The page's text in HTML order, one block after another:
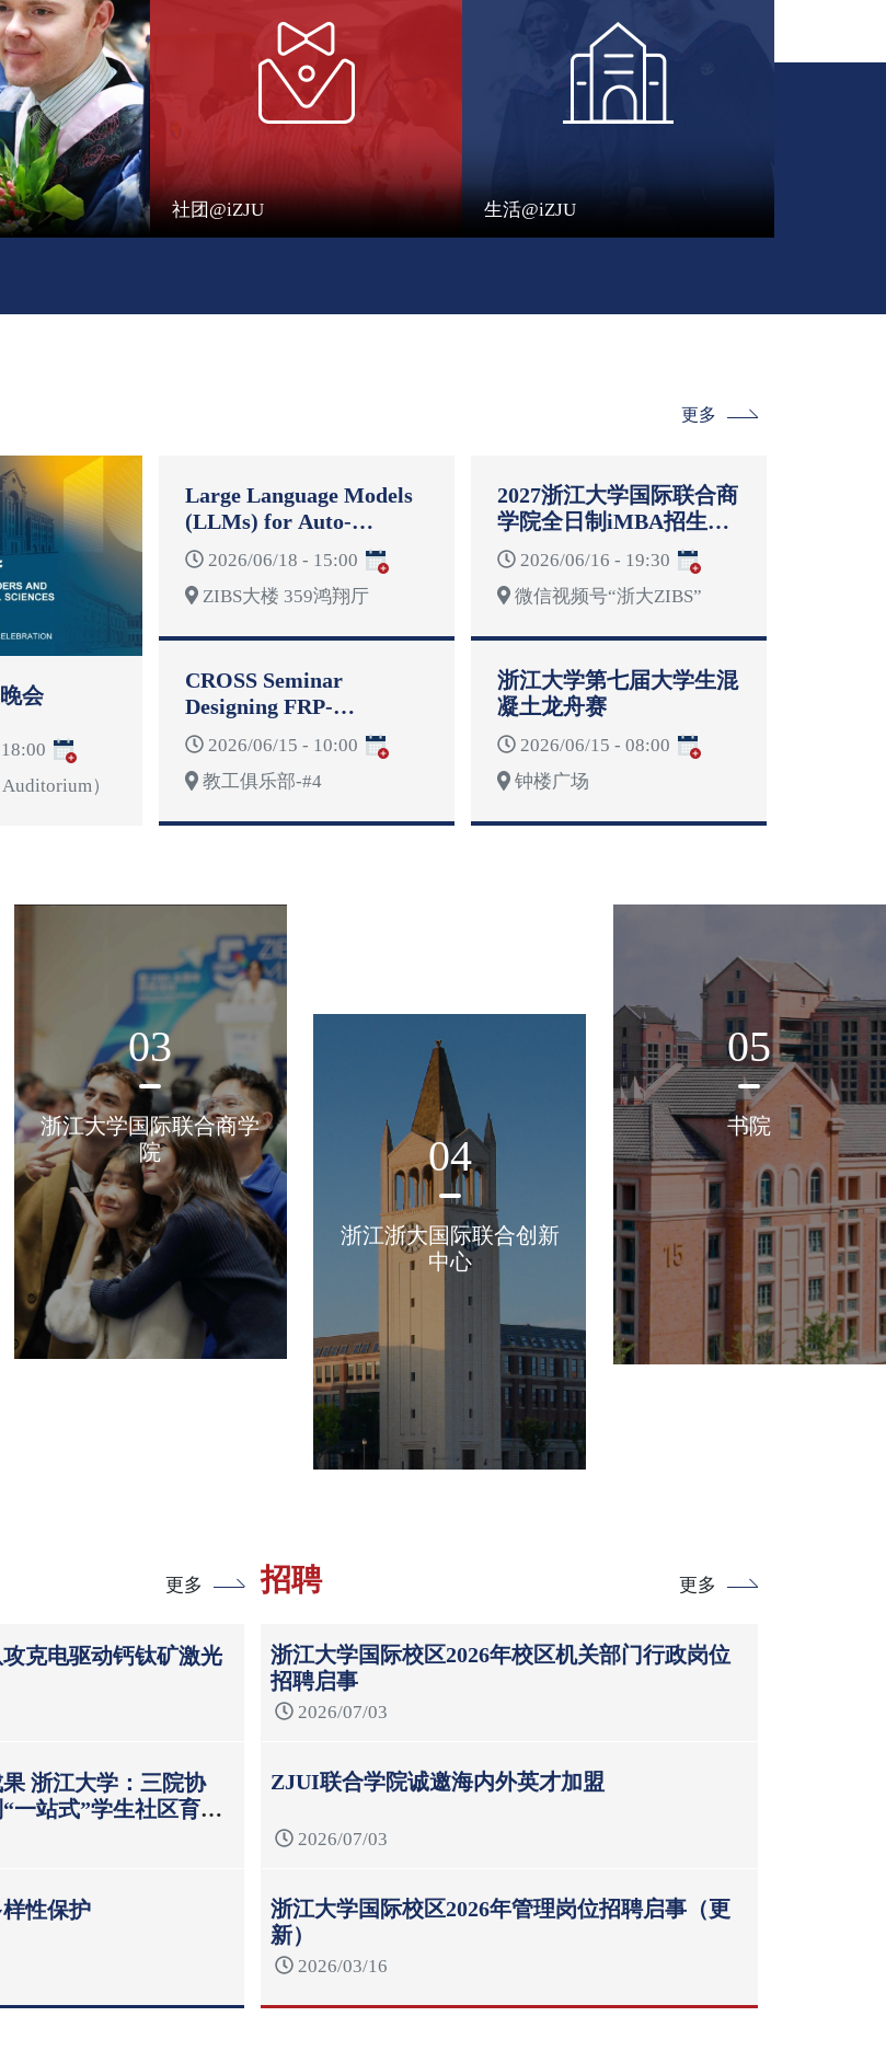
社团@iZJU 生活@iZJU
更多
会
）
Large Language Models
(LLMs) for Auto-
Formulation and Auto-
Reformulation
2026/06/18 - 15:00
ZIBS大楼 359鸿翔厅
2027浙江大学国际联合商
学院全日制iMBA招生启
动说明会
2026/06/16 - 19:30
微信视频号“浙大ZIBS”
CROSS Seminar
Designing FRP-
Reinforced Concrete
Structures for
Deformability
2026/06/15 - 10:00
教工俱乐部-#4
浙江大学第七届大学生混
凝土龙舟赛
2026/06/15 - 08:00
钟楼广场
03
浙江大学国际联合商学
院
04
浙江浙大国际联合创新
中心
05
书院
更多
克电驱动钙钛矿激光
浙江大学：三院协
站式”学生社区育人
性保护
招聘 更多
浙江大学国际校区2026年校区机关部门行政岗位
招聘启事
2026/07/03
ZJUI联合学院诚邀海内外英才加盟
2026/07/03
浙江大学国际校区2026年管理岗位招聘启事（更
新）
2026/03/16